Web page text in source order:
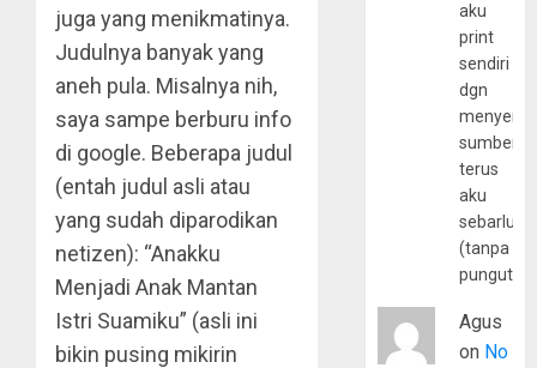
juga yang menikmatinya.
Judulnya banyak yang
aneh pula. Misalnya nih,
saya sampe berburu info
di google. Beberapa judul
(entah judul asli atau
yang sudah diparodikan
netizen): “Anakku
Menjadi Anak Mantan
Istri Suamiku” (asli ini
bikin pusing mikirin
aku
print
sendiri
dgn
sumber
terus
aku
(tanpa
Agus
on No